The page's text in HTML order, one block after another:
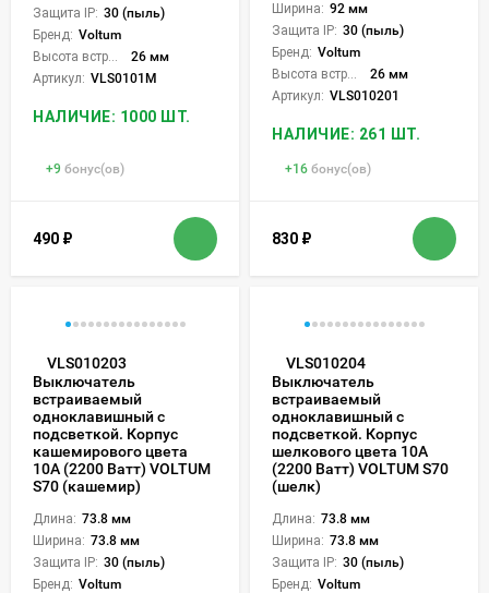
Защита IP: 30 (пыль)
Бренд: Voltum
Высота встройки:
26 мм
Артикул: VLS0101M
НАЛИЧИЕ: 1000 ШТ.
+9 бонус(ов)
490 ₽
Ширина: 92 мм
Защита IP: 30 (пыль)
Бренд: Voltum
Высота встройки:
26 мм
Артикул: VLS010201
НАЛИЧИЕ: 261 ШТ.
+16 бонус(ов)
830 ₽
VLS010203
Выключатель
встраиваемый
одноклавишный с
подсветкой. Корпус
кашемирового цвета
10А (2200 Ватт) VOLTUM
S70 (кашемир)
Длина: 73.8 мм
Ширина: 73.8 мм
Защита IP: 30 (пыль)
Бренд: Voltum
VLS010204
Выключатель
встраиваемый
одноклавишный с
подсветкой. Корпус
шелкового цвета 10А
(2200 Ватт) VOLTUM S70
(шелк)
Длина: 73.8 мм
Ширина: 73.8 мм
Защита IP: 30 (пыль)
Бренд: Voltum